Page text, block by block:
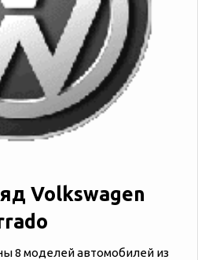
Volkswagen
8 моделей автомобилей из